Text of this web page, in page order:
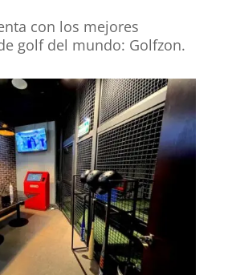
con los mejores
golf del mundo: Golfzon.